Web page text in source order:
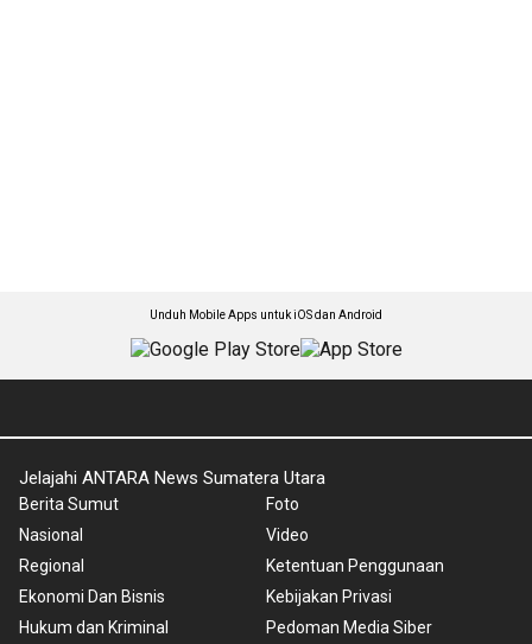
Unduh Mobile Apps untuk iOS dan Android
Jelajahi ANTARA News Sumatera Utara
Berita Sumut
Nasional
Regional
Ekonomi Dan Bisnis
Hukum dan Kriminal
Foto
Video
Ketentuan Penggunaan
Kebijakan Privasi
Pedoman Media Siber